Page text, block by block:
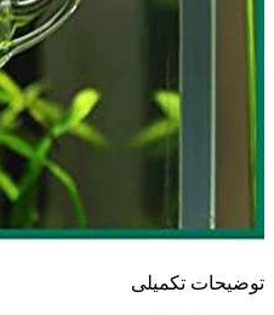
توضیحات تکمیلی